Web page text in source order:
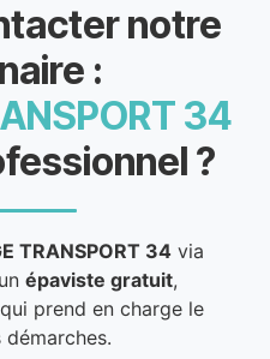
notre
:
34
?
TRANSPORT 34 via
épaviste gratuit,
prend en charge le